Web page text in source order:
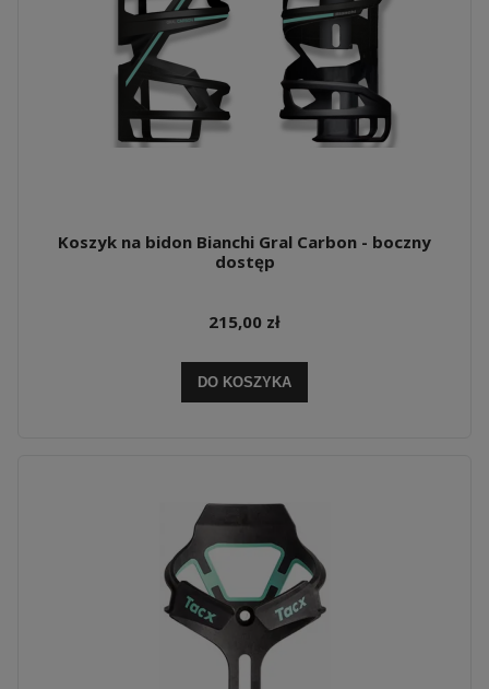
Koszyk na bidon Bianchi Gral Carbon - boczny
dostęp
215,00 zł
DO KOSZYKA